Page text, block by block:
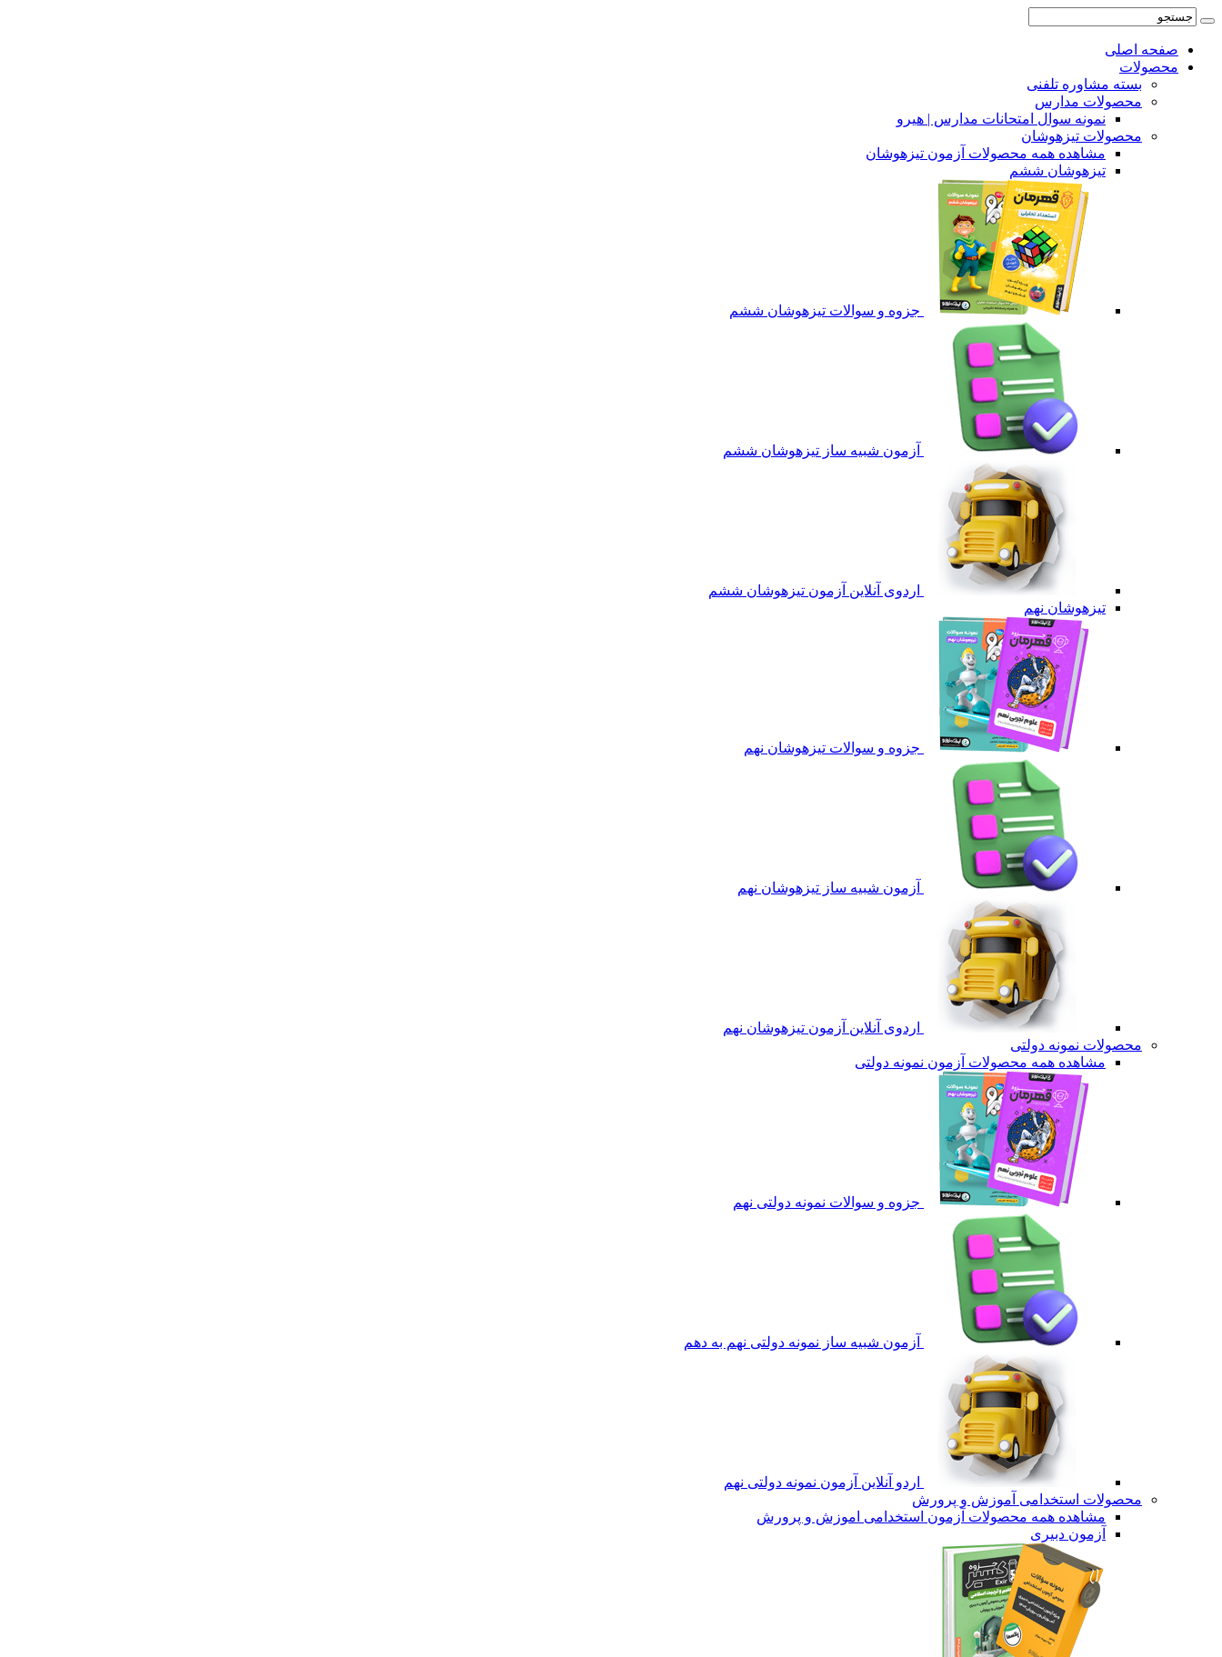
صفحه اصلی
محصولات
بسته مشاوره تلفنی
محصولات مدارس
نمونه سوال امتحانات مدارس | هیرو
محصولات تیزهوشان
مشاهده همه محصولات آزمون تیزهوشان
تیزهوشان ششم
جزوه و سوالات تیزهوشان ششم
آزمون شبیه ساز تیزهوشان ششم
اردوی آنلاین آزمون تیزهوشان ششم
تیزهوشان نهم
جزوه و سوالات تیزهوشان نهم
آزمون شبیه ساز تیزهوشان نهم
اردوی آنلاین آزمون تیزهوشان نهم
محصولات نمونه دولتی
مشاهده همه محصولات آزمون نمونه دولتی
جزوه و سوالات نمونه دولتی نهم
آزمون شبیه ساز نمونه دولتی نهم به دهم
اردو آنلاین آزمون نمونه دولتی نهم
محصولات استخدامی آموزش و پرورش
مشاهده همه محصولات آزمون استخدامی اموزش و پرورش
آزمون دبیری